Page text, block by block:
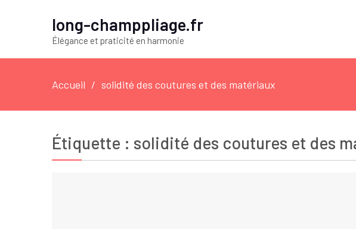
long-champpliage.fr
Élégance et praticité en harmonie
Accueil solidité des coutures et des matériaux
Étiquette : solidité des coutures et des